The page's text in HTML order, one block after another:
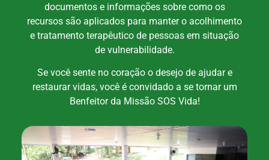
documentos e informações sobre como os
recursos são aplicados para manter o acolhimento
e tratamento terapêutico de pessoas em situação
de vulnerabilidade.
Se você sente no coração o desejo de ajudar e
restaurar vidas, você é convidado a se tornar um
Benfeitor da Missão SOS Vida!